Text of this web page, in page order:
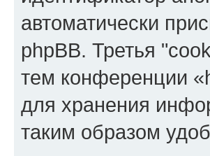
автоматически
phpBB. Третья
тем конференции
для хранения
таким образом